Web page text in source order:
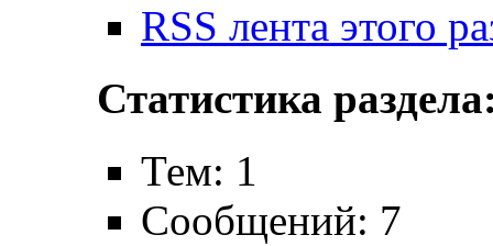
RSS лента этого
Статистика
Тем: 1
Сообщений: 7